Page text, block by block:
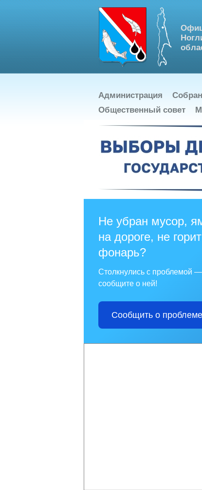
Администрация
Общественный совет
Не убран мусор,
на дороге, не горит
фонарь?
Столкнулись с проблемой —
сообщите о ней!
Сообщить о проблеме